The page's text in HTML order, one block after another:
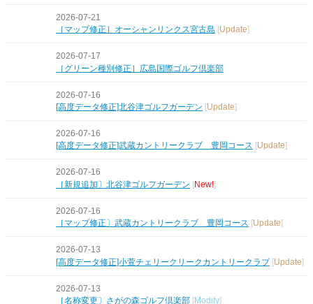
2026-07-21
［マップ修正］オーシャンリンクス宮古島 [Update]
2026-07-17
［グリーン種別修正］広島国際ゴルフ倶楽部
2026-07-16
[高度データ修正]北谷津ゴルフガーデン [Update]
2026-07-16
[高度データ修正]武蔵カントリークラブ 豊岡コース
Update
2026-07-16
［新規追加〕北谷津ゴルフガーデン [New!]
2026-07-16
［マップ修正〕武蔵カントリークラブ 豊岡コース
Update
2026-07-13
[高度データ修正]小萱チェリークリークカントリークラブ [Update]
2026-07-13
［名称変更〕さがの森ゴルフ倶楽部
Modify